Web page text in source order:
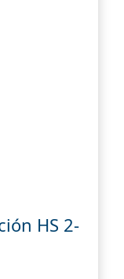
HS 2-